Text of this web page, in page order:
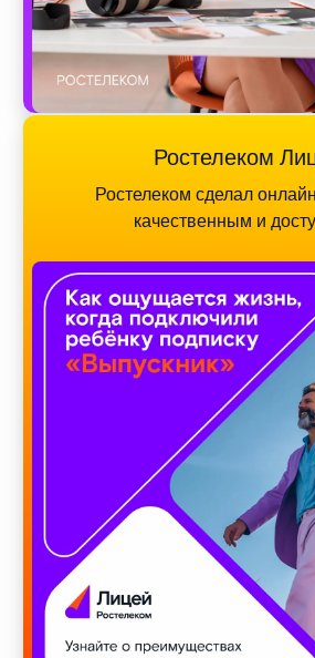
Ростелеком
Ростелеком сделал
качественным и